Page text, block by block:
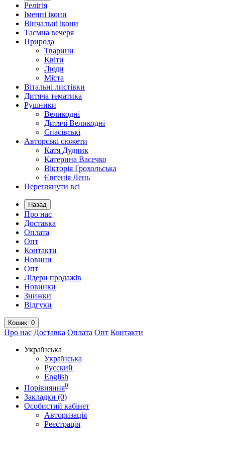
Релігія
Іменні ікони
Вінчальні ікони
Таємна вечеря
Природа
Тварини
Квіти
Люди
Міста
Вітальні листівки
Дитяча тематика
Рушники
Великодні
Дитячі Великодні
Спасівські
Авторські сюжети
Катя Дудник
Катерина Васечко
Вікторія Грохольська
Євгенія Лень
Переглянути всі
Назад
Про нас
Доставка
Оплата
Опт
Контакти
Новини
Опт
Лідери продажів
Новинки
Знижки
Відгуки
Кошик: 0
Про нас Доставка Оплата Опт Контакти
Українська
Українська
Русский
English
Порівняння0
Закладки (0)
Особистий кабінет
Авторизація
Реєстрація